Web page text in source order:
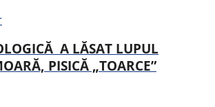
A LĂSAT LUPUL
PISICĂ „TOARCE”